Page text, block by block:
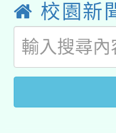
方素養
「族語
文教學
件」活
教育部
年度
接種對
接種之
校園新